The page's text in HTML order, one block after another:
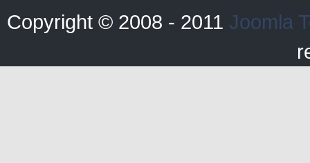
Copyright © 2008 - 2011 Joomla